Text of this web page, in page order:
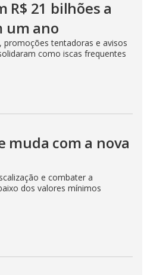
R$ 21 bilhões a
um ano
promoções tentadoras e avisos
como iscas frequentes
muda com a nova
e combater a
dos valores mínimos